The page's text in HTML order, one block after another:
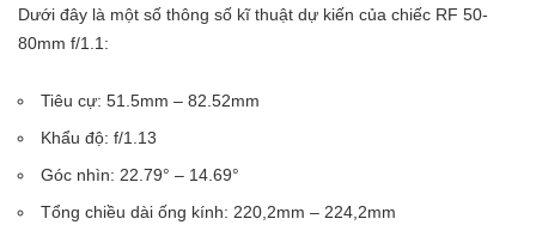
Dưới đây là một số thông số kĩ thuật dự kiến của chiếc RF 50-
80mm f/1.1:
Tiêu cự: 51.5mm – 82.52mm
Khẩu độ: f/1.13
Góc nhìn: 22.79° – 14.69°
Tổng chiều dài ống kính: 220,2mm – 224,2mm